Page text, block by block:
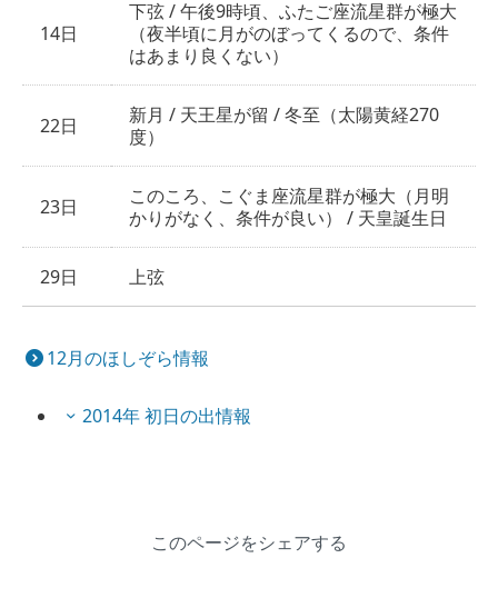
14日
下弦 / 午後9時頃、ふたご座流星群が極大
（夜半頃に月がのぼってくるので、条件
はあまり良くない）
22日
新月 / 天王星が留 / 冬至（太陽黄経270
度）
23日
このころ、こぐま座流星群が極大（月明
かりがなく、条件が良い） / 天皇誕生日
29日 上弦
12月のほしぞら情報
2014年 初日の出情報
このページをシェアする